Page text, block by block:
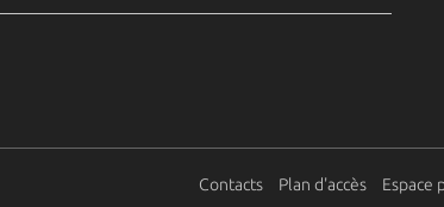
Contacts Plan d'accès Espace